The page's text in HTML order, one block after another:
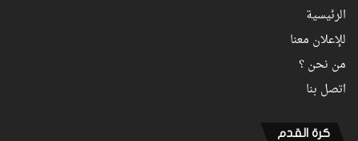
الرئيسية
للإعلان معنا
من نحن ؟
اتصل بنا
كرة القدم